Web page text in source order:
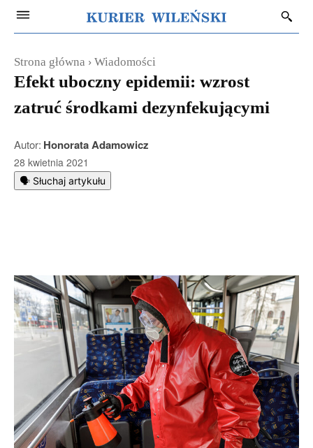
Strona główna Wiadomości
Efekt uboczny epidemii: wzrost
zatruć środkami dezynfekującymi
Autor: Honorata Adamowicz
28 kwietnia 2021
🗣️ Słuchaj artykułu